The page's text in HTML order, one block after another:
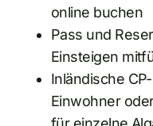
online buchen
Pass und
Einsteigen
Inländische
Einwohner